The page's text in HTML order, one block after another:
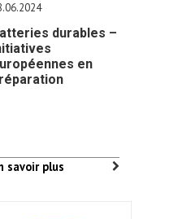
durables –
en
savoir plus